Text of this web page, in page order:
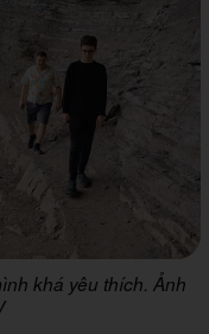
khá yêu thích. Ảnh